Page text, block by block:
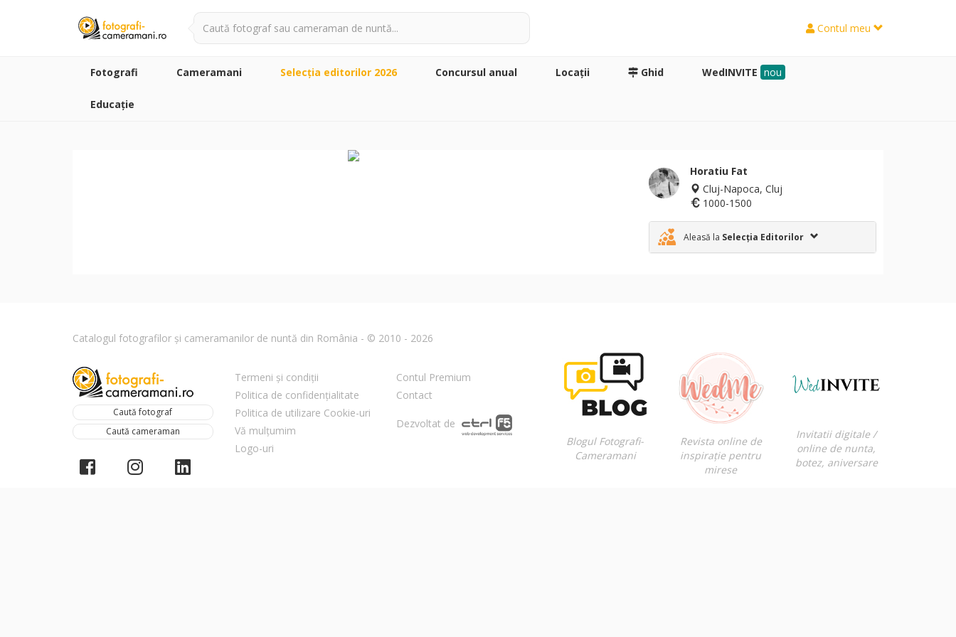
Contul meu
Fotografi Cameramani Selecţia editorilor 2026 Concursul anual Locaţii Ghid WedINVITE nou
Educație
Horatiu Fat
Cluj-Napoca, Cluj
1000-1500
Aleasă la Selecția Editorilor
Catalogul fotografilor și cameramanilor de nuntă din România - © 2010 - 2026
Caută fotograf
Caută cameraman
Termeni și condiții
Politica de confidențialitate
Politica de utilizare Cookie-uri
Vă mulțumim
Logo-uri
Contul Premium
Contact
Dezvoltat de
Blogul Fotografi-
Cameramani
Revista online de
inspirație pentru
mirese
Invitatii digitale /
online de nunta,
botez, aniversare